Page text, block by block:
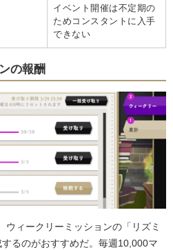
イベント開催は不定期の
ためコンスタントに入手
できない
の報酬
ウィークリーミッションの「リズミ
るのがおすすめだ。毎週10,000マ